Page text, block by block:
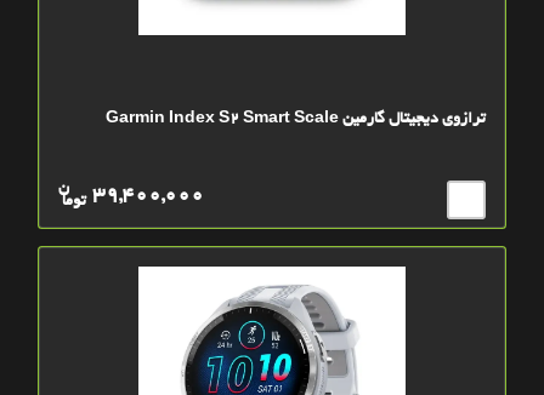
ترازوی دیجیتال گارمین Garmin Index S2 Smart Scale
توما
ن 39,400,000